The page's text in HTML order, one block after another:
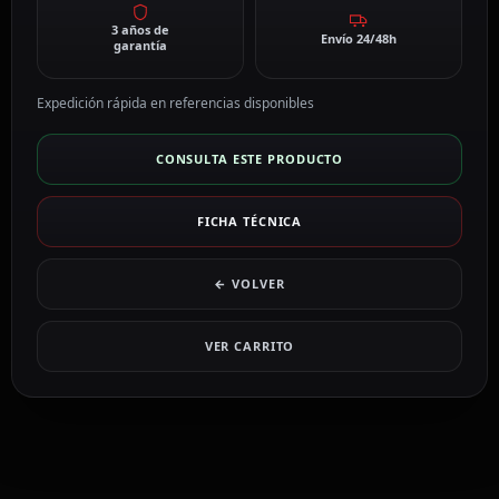
3 años de
garantía
Envío 24/48h
Expedición rápida en referencias disponibles
CONSULTA ESTE PRODUCTO
FICHA TÉCNICA
← VOLVER
VER CARRITO